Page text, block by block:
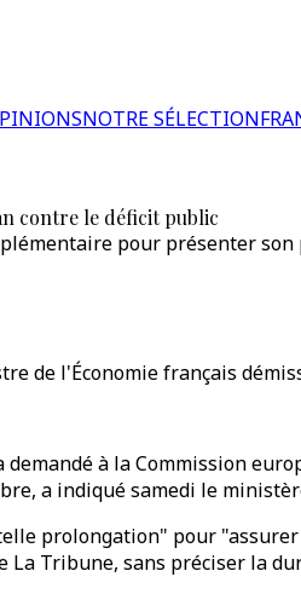
NOTRE SÉLECTION
contre le déficit public
pour présenter
de l'Économie français
demandé à la Commission
a indiqué samedi le
prolongation" pour
La Tribune, sans préciser la